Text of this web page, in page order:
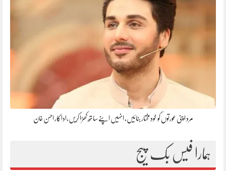
مرد اپنی عورتوں کو خود مختار بنائیں، انہیں اپنے ساتھ کھڑا کریں،اداکار احسن خان
ہمارا فیس بک پیج